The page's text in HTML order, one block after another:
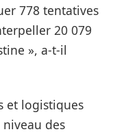
778 tentatives
20 079
», a-t-il
et logistiques
des